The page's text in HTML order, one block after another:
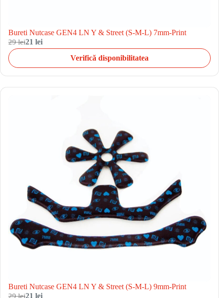
Bureti Nutcase GEN4 LN Y & Street (S-M-L) 7mm-Print
29 lei21 lei
Verifică disponibilitatea
Bureti Nutcase GEN4 LN Y & Street (S-M-L) 9mm-Print
29 lei21 lei